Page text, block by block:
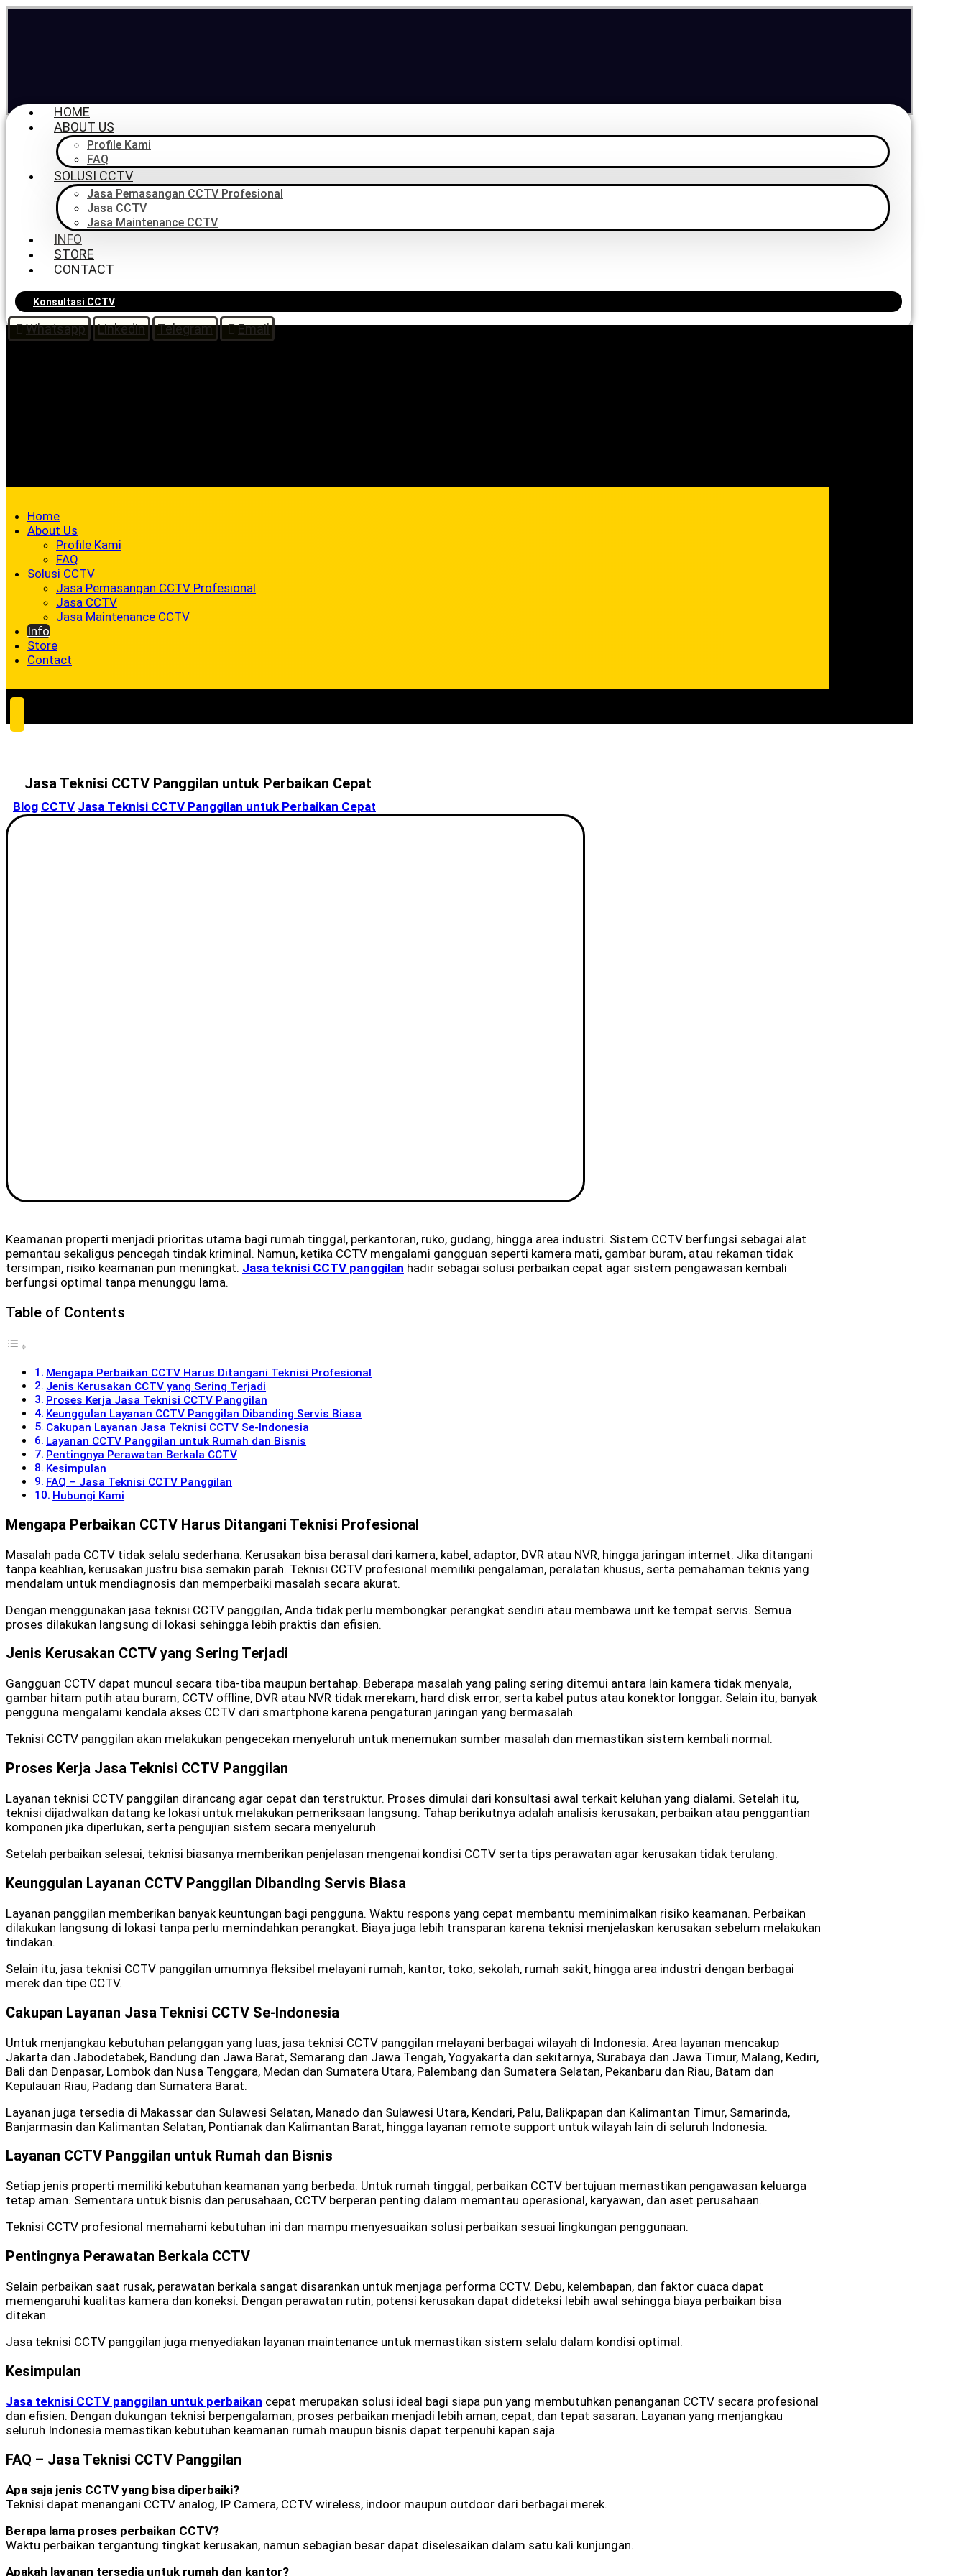
sales@pilarcctv.com
HOME
ABOUT US
Profile Kami
FAQ
SOLUSI CCTV
Jasa Pemasangan CCTV Profesional
Jasa CCTV
Jasa Maintenance CCTV
INFO
STORE
CONTACT
Konsultasi CCTV
Whatsapp Linkedin Telegram Email
Home
About Us
Profile Kami
FAQ
Solusi CCTV
Jasa Pemasangan CCTV Profesional
Jasa CCTV
Jasa Maintenance CCTV
Info
Store
Contact
Jasa Teknisi CCTV Panggilan untuk Perbaikan Cepat
Blog CCTV Jasa Teknisi CCTV Panggilan untuk Perbaikan Cepat
Keamanan properti menjadi prioritas utama bagi rumah tinggal, perkantoran, ruko, gudang, hingga area industri. Sistem CCTV berfungsi sebagai alat
pemantau sekaligus pencegah tindak kriminal. Namun, ketika CCTV mengalami gangguan seperti kamera mati, gambar buram, atau rekaman tidak
tersimpan, risiko keamanan pun meningkat. Jasa teknisi CCTV panggilan hadir sebagai solusi perbaikan cepat agar sistem pengawasan kembali
berfungsi optimal tanpa menunggu lama.
Table of Contents
Mengapa Perbaikan CCTV Harus Ditangani Teknisi Profesional
Jenis Kerusakan CCTV yang Sering Terjadi
Proses Kerja Jasa Teknisi CCTV Panggilan
Keunggulan Layanan CCTV Panggilan Dibanding Servis Biasa
Cakupan Layanan Jasa Teknisi CCTV Se-Indonesia
Layanan CCTV Panggilan untuk Rumah dan Bisnis
Pentingnya Perawatan Berkala CCTV
Kesimpulan
FAQ – Jasa Teknisi CCTV Panggilan
Hubungi Kami
Mengapa Perbaikan CCTV Harus Ditangani Teknisi Profesional
Masalah pada CCTV tidak selalu sederhana. Kerusakan bisa berasal dari kamera, kabel, adaptor, DVR atau NVR, hingga jaringan internet. Jika ditangani
tanpa keahlian, kerusakan justru bisa semakin parah. Teknisi CCTV profesional memiliki pengalaman, peralatan khusus, serta pemahaman teknis yang
mendalam untuk mendiagnosis dan memperbaiki masalah secara akurat.
Dengan menggunakan jasa teknisi CCTV panggilan, Anda tidak perlu membongkar perangkat sendiri atau membawa unit ke tempat servis. Semua
proses dilakukan langsung di lokasi sehingga lebih praktis dan efisien.
Jenis Kerusakan CCTV yang Sering Terjadi
Gangguan CCTV dapat muncul secara tiba-tiba maupun bertahap. Beberapa masalah yang paling sering ditemui antara lain kamera tidak menyala,
gambar hitam putih atau buram, CCTV offline, DVR atau NVR tidak merekam, hard disk error, serta kabel putus atau konektor longgar. Selain itu, banyak
pengguna mengalami kendala akses CCTV dari smartphone karena pengaturan jaringan yang bermasalah.
Teknisi CCTV panggilan akan melakukan pengecekan menyeluruh untuk menemukan sumber masalah dan memastikan sistem kembali normal.
Proses Kerja Jasa Teknisi CCTV Panggilan
Layanan teknisi CCTV panggilan dirancang agar cepat dan terstruktur. Proses dimulai dari konsultasi awal terkait keluhan yang dialami. Setelah itu,
teknisi dijadwalkan datang ke lokasi untuk melakukan pemeriksaan langsung. Tahap berikutnya adalah analisis kerusakan, perbaikan atau penggantian
komponen jika diperlukan, serta pengujian sistem secara menyeluruh.
Setelah perbaikan selesai, teknisi biasanya memberikan penjelasan mengenai kondisi CCTV serta tips perawatan agar kerusakan tidak terulang.
Keunggulan Layanan CCTV Panggilan Dibanding Servis Biasa
Layanan panggilan memberikan banyak keuntungan bagi pengguna. Waktu respons yang cepat membantu meminimalkan risiko keamanan. Perbaikan
dilakukan langsung di lokasi tanpa perlu memindahkan perangkat. Biaya juga lebih transparan karena teknisi menjelaskan kerusakan sebelum melakukan
tindakan.
Selain itu, jasa teknisi CCTV panggilan umumnya fleksibel melayani rumah, kantor, toko, sekolah, rumah sakit, hingga area industri dengan berbagai
merek dan tipe CCTV.
Cakupan Layanan Jasa Teknisi CCTV Se-Indonesia
Untuk menjangkau kebutuhan pelanggan yang luas, jasa teknisi CCTV panggilan melayani berbagai wilayah di Indonesia. Area layanan mencakup
Jakarta dan Jabodetabek, Bandung dan Jawa Barat, Semarang dan Jawa Tengah, Yogyakarta dan sekitarnya, Surabaya dan Jawa Timur, Malang, Kediri,
Bali dan Denpasar, Lombok dan Nusa Tenggara, Medan dan Sumatera Utara, Palembang dan Sumatera Selatan, Pekanbaru dan Riau, Batam dan
Kepulauan Riau, Padang dan Sumatera Barat.
Layanan juga tersedia di Makassar dan Sulawesi Selatan, Manado dan Sulawesi Utara, Kendari, Palu, Balikpapan dan Kalimantan Timur, Samarinda,
Banjarmasin dan Kalimantan Selatan, Pontianak dan Kalimantan Barat, hingga layanan remote support untuk wilayah lain di seluruh Indonesia.
Layanan CCTV Panggilan untuk Rumah dan Bisnis
Setiap jenis properti memiliki kebutuhan keamanan yang berbeda. Untuk rumah tinggal, perbaikan CCTV bertujuan memastikan pengawasan keluarga
tetap aman. Sementara untuk bisnis dan perusahaan, CCTV berperan penting dalam memantau operasional, karyawan, dan aset perusahaan.
Teknisi CCTV profesional memahami kebutuhan ini dan mampu menyesuaikan solusi perbaikan sesuai lingkungan penggunaan.
Pentingnya Perawatan Berkala CCTV
Selain perbaikan saat rusak, perawatan berkala sangat disarankan untuk menjaga performa CCTV. Debu, kelembapan, dan faktor cuaca dapat
memengaruhi kualitas kamera dan koneksi. Dengan perawatan rutin, potensi kerusakan dapat dideteksi lebih awal sehingga biaya perbaikan bisa
ditekan.
Jasa teknisi CCTV panggilan juga menyediakan layanan maintenance untuk memastikan sistem selalu dalam kondisi optimal.
Kesimpulan
Jasa teknisi CCTV panggilan untuk perbaikan cepat merupakan solusi ideal bagi siapa pun yang membutuhkan penanganan CCTV secara profesional
dan efisien. Dengan dukungan teknisi berpengalaman, proses perbaikan menjadi lebih aman, cepat, dan tepat sasaran. Layanan yang menjangkau
seluruh Indonesia memastikan kebutuhan keamanan rumah maupun bisnis dapat terpenuhi kapan saja.
FAQ – Jasa Teknisi CCTV Panggilan
Apa saja jenis CCTV yang bisa diperbaiki?
Teknisi dapat menangani CCTV analog, IP Camera, CCTV wireless, indoor maupun outdoor dari berbagai merek.
Berapa lama proses perbaikan CCTV?
Waktu perbaikan tergantung tingkat kerusakan, namun sebagian besar dapat diselesaikan dalam satu kali kunjungan.
Apakah layanan tersedia untuk rumah dan kantor?